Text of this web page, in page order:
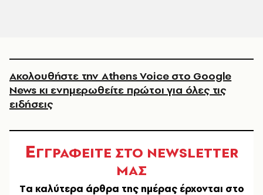
Ακολουθήστε την Athens Voice στο Google
News κι ενημερωθείτε πρώτοι για όλες τις
ειδήσεις
ΕΓΓΡΑΦΕΙΤΕ ΣΤΟ NEWSLETTER
ΜΑΣ
Tα καλύτερα άρθρα της ημέρας έρχονται στο